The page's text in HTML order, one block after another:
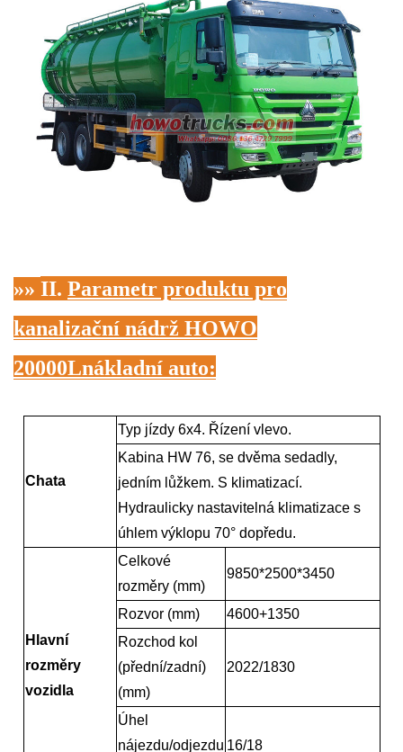
»» II. Parametr produktu pro
kanalizační nádrž HOWO
20000Lnákladní auto:
Chata
Typ jízdy 6x4. Řízení vlevo.
Kabina HW 76, se dvěma sedadly,
jedním lůžkem. S klimatizací.
Hydraulicky nastavitelná klimatizace s
úhlem výklopu 70° dopředu.
Hlavní
rozměry
vozidla
Celkové
rozměry (mm)
9850*2500*3450
Rozvor (mm)
4600+1350
Rozchod kol
(přední/zadní)
(mm)
2022/1830
Úhel
nájezdu/odjezdu 16/18